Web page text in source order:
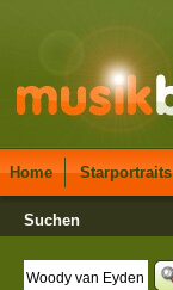
Home Starportraits
Suchen